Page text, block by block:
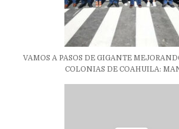
VAMOS A PASOS DE GIGANTE
COLONIAS DE COAHUILA: